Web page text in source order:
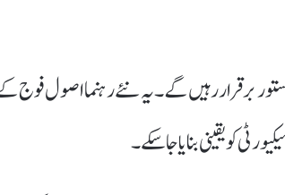
برقرار رہیں گے۔ یہ نئے رہنما اصول فوج
کو یقینی بنایا جا سکے۔